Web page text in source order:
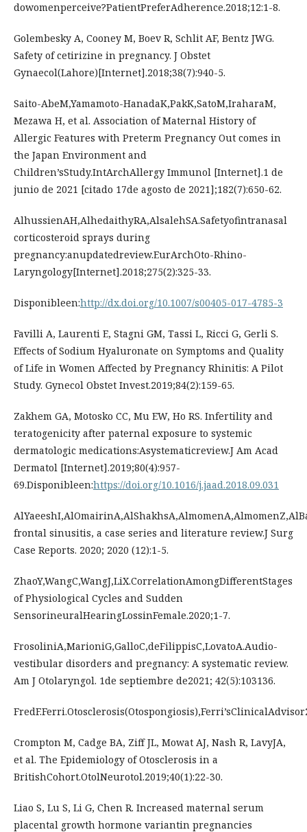
dowomenperceive?PatientPreferAdherence.2018;12:1-8.
Golembesky A, Cooney M, Boev R, Schlit AF, Bentz JWG.
Safety of cetirizine in pregnancy. J Obstet
Gynaecol(Lahore)[Internet].2018;38(7):940-5.
Saito-AbeM,Yamamoto-HanadaK,PakK,SatoM,IraharaM,
Mezawa H, et al. Association of Maternal History of
Allergic Features with Preterm Pregnancy Out comes in
the Japan Environment and
Children’sStudy.IntArchAllergy Immunol [Internet].1 de
junio de 2021 [citado 17de agosto de 2021];182(7):650-62.
AlhussienAH,AlhedaithyRA,AlsalehSA.Safetyofintranasal
corticosteroid sprays during
pregnancy:anupdatedreview.EurArchOto-Rhino-
Laryngology[Internet].2018;275(2):325-33.
Disponibleen:http://dx.doi.org/10.1007/s00405-017-4785-3
Favilli A, Laurenti E, Stagni GM, Tassi L, Ricci G, Gerli S.
Effects of Sodium Hyaluronate on Symptoms and Quality
of Life in Women Affected by Pregnancy Rhinitis: A Pilot
Study. Gynecol Obstet Invest.2019;84(2):159-65.
Zakhem GA, Motosko CC, Mu EW, Ho RS. Infertility and
teratogenicity after paternal exposure to systemic
dermatologic medications:Asystematicreview.J Am Acad
Dermatol [Internet].2019;80(4):957-
69.Disponibleen:https://doi.org/10.1016/j.jaad.2018.09.031
frontal sinusitis, a case series and literature review.J Surg
Case Reports. 2020; 2020 (12):1-5.
ZhaoY,WangC,WangJ,LiX.CorrelationAmongDifferentStages
of Physiological Cycles and Sudden
SensorineuralHearingLossinFemale.2020;1-7.
FrosoliniA,MarioniG,GalloC,deFilippisC,LovatoA.Audio-
vestibular disorders and pregnancy: A systematic review.
Am J Otolaryngol. 1de septiembre de2021; 42(5):103136.
Crompton M, Cadge BA, Ziff JL, Mowat AJ, Nash R, LavyJA,
et al. The Epidemiology of Otosclerosis in a
BritishCohort.OtolNeurotol.2019;40(1):22-30.
Liao S, Lu S, Li G, Chen R. Increased maternal serum
placental growth hormone variantin pregnancies